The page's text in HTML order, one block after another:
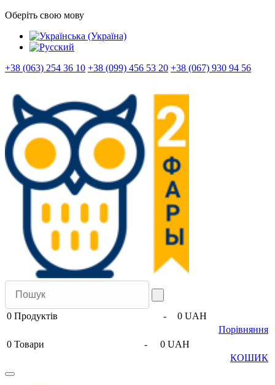
Оберіть свою мову
+38 (063) 254 36 10 +38 (099) 456 53 20 +38 (067) 930 94 56
0 Продуктів -
0 UAH
Порівняння
0 Товари -
0 UAH
КОШИК